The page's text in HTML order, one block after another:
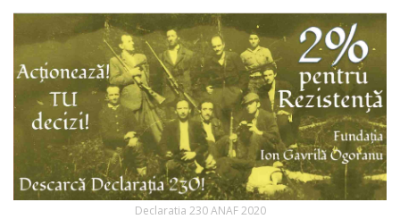
Declaratia 230 ANAF 2020